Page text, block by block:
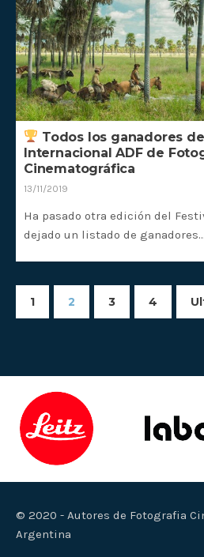
Todos los ganadores
Internacional ADF de
Cinematográfica
13/11/2019
Ha pasado otra edición del
dejado un listado de ganadores…
1 2 3 4
© 2020 - Autores de Fotografia
Argentina